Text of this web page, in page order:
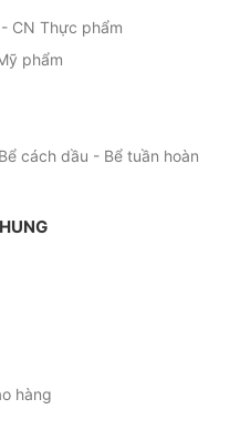
CN Thực phẩm
phẩm
cách dầu - Bể tuần hoàn
hàng